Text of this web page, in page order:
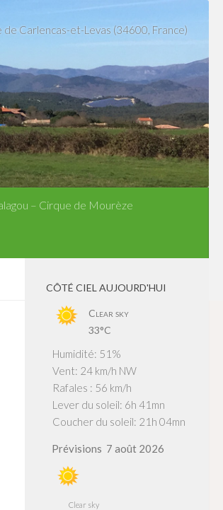
de Carlencas-et-Levas (34600, France)
– Cirque de Mourèze
CÔTÉ CIEL AUJOURD'HUI
Clear sky
33°C
Humidité: 51%
Vent: 24 km/h NW
Rafales : 56 km/h
Lever du soleil: 6h 41mn
Coucher du soleil: 21h 04mn
Prévisions 7 août 2026
Clear sky